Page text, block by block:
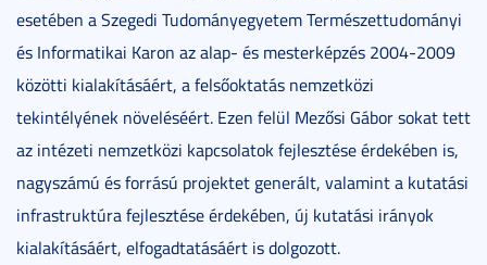
esetében a Szegedi Tudományegyetem Természettudományi
és Informatikai Karon az alap- és mesterképzés 2004-2009
közötti kialakításáért, a felsőoktatás nemzetközi
tekintélyének növeléséért. Ezen felül Mezősi Gábor sokat tett
az intézeti nemzetközi kapcsolatok fejlesztése érdekében is,
nagyszámú és forrású projektet generált, valamint a kutatási
infrastruktúra fejlesztése érdekében, új kutatási irányok
kialakításáért, elfogadtatásáért is dolgozott.